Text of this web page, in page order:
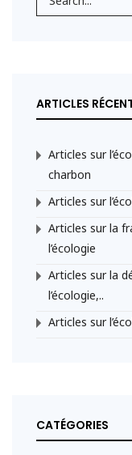
ARTICLES
Articles sur
charbon
Articles sur
Articles sur la
l’écologie
Articles sur la
l’écologie,..
Articles sur
CATÉGORIES